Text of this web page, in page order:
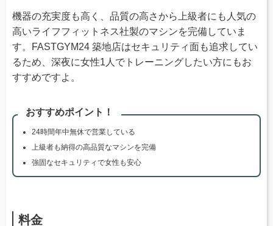
機器の充実度も高く、品質の高さから上級者にも人気の
高いライフフィットネス社製のマシンを完備していま
す。FASTGYM24 築地店はセキュリティ面も追求してい
るため、深夜に女性1人でトレーニングしたい方にもお
すすめですよ。
おすすめポイント！
24時間年中無休で営業している
上級者も納得の高品質なマシンを完備
強固なセキュリティで女性も安心
料金